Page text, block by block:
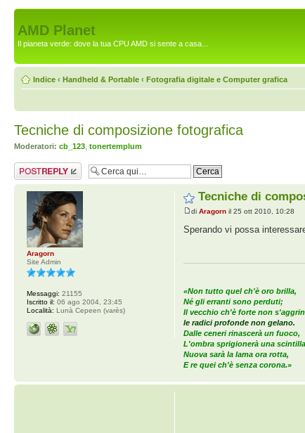
AMD Planet
Il pianeta verde: dove la tua CPU AMD si sente a casa...
Indice ‹ Handheld & Portable ‹ Fotografia digitale e Computer grafica
Tecniche di composizione fotografica
Moderatori: cb_123 tonertemplum
Rispondi al
messaggio
Tecniche di
diAragorn il 25 ott 2010, 10:28
Sperando vi possa
«Non tutto quel ch'è oro brilla,
Né gli erranti sono perduti;
Il vecchio ch'è forte non
le radici profonde non gelano.
Dalle ceneri rinascerà un fuoco,
L'ombra sprigionerà una
Nuova sarà la lama ora rotta,
E re quei ch'è senza corona.»
Aragorn
Site Admin
Messaggi: 21155
Iscritto il: 06 ago 2004, 23:45
Località: Lunà Cepeen (varès)